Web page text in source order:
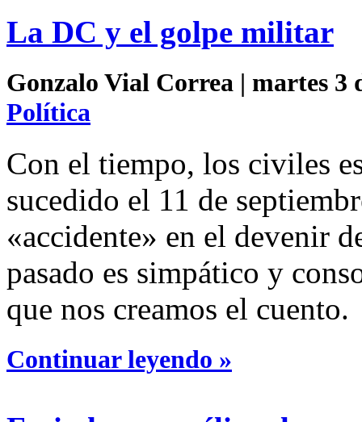
La DC y el golpe militar
Gonzalo Vial Correa | martes 3
Política
Con el tiempo, los civiles
sucedido el 11 de
«accidente» en el devenir
pasado es simpático y
que nos creamos el cuento.
Continuar leyendo »